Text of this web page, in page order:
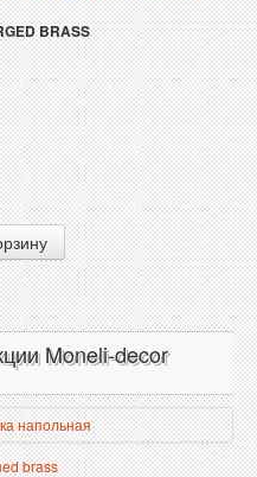
BRASS
Moneli-decor
brass